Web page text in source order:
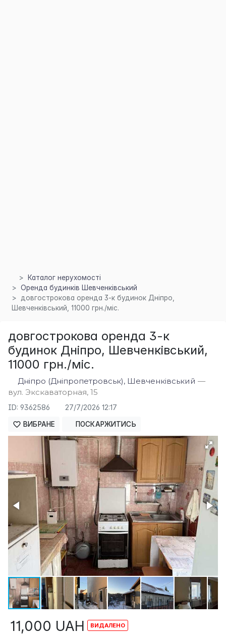
Каталог нерухомості
Оренда будинків Шевченківський
довгострокова оренда 3-к будинок Дніпро,
Шевченківський, 11000 грн./міс.
довгострокова оренда 3-к
будинок Дніпро, Шевченківський,
11000 грн./міс.
Дніпро (Дніпропетровськ), Шевченківський —
вул. Экскаваторная, 15
ID: 9362586 27/7/2026 12:17
ВИБРАНЕ ПОСКАРЖИТИСЬ
11,000 UAH